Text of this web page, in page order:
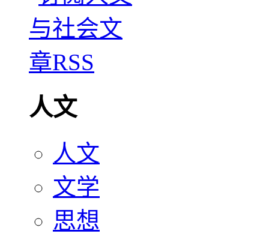
人文
人文
文学
思想